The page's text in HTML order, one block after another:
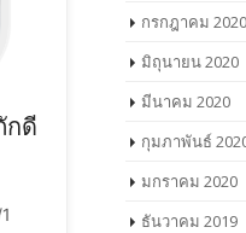
กดี
กรกฎาคม 2020
มิถุนายน 2020
มีนาคม 2020
กุมภาพันธ์
มกราคม 2020
ธันวาคม 2019